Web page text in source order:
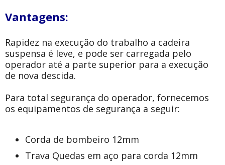
Vantagens:
Rapidez na execução do trabalho a cadeira
suspensa é leve, e pode ser carregada pelo
operador até a parte superior para a execução
de nova descida.
Para total segurança do operador, fornecemos
os equipamentos de segurança a seguir:
Corda de bombeiro 12mm
Trava Quedas em aço para corda 12mm